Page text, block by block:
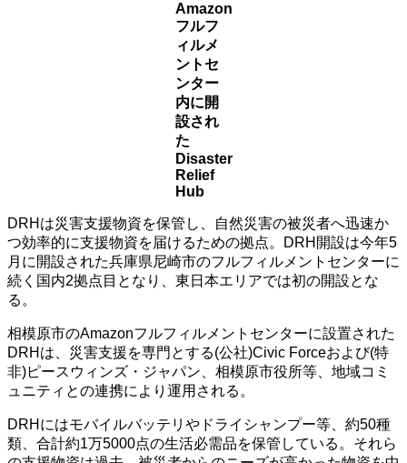
Amazon
フルフ
ィルメ
ントセ
ンター
内に開
設され
た
Disaster
Relief
Hub
DRHは災害支援物資を保管し、自然災害の被災者へ迅速か
つ効率的に支援物資を届けるための拠点。DRH開設は今年5
月に開設された兵庫県尼崎市のフルフィルメントセンターに
続く国内2拠点目となり、東日本エリアでは初の開設とな
る。
相模原市のAmazonフルフィルメントセンターに設置された
DRHは、災害支援を専門とする(公社)Civic Forceおよび(特
非)ピースウィンズ・ジャパン、相模原市役所等、地域コミ
ュニティとの連携により運用される。
DRHにはモバイルバッテリやドライシャンプー等、約50種
類、合計約1万5000点の生活必需品を保管している。それら